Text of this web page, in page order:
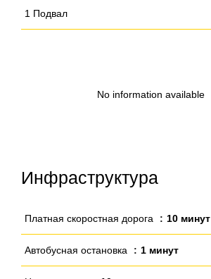
1 Подвал
No information available
Инфраструктура
Платная скоростная дорога 10 минут
Автобусная остановка 1 минут